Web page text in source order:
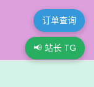
订单查询
📢 站长 TG